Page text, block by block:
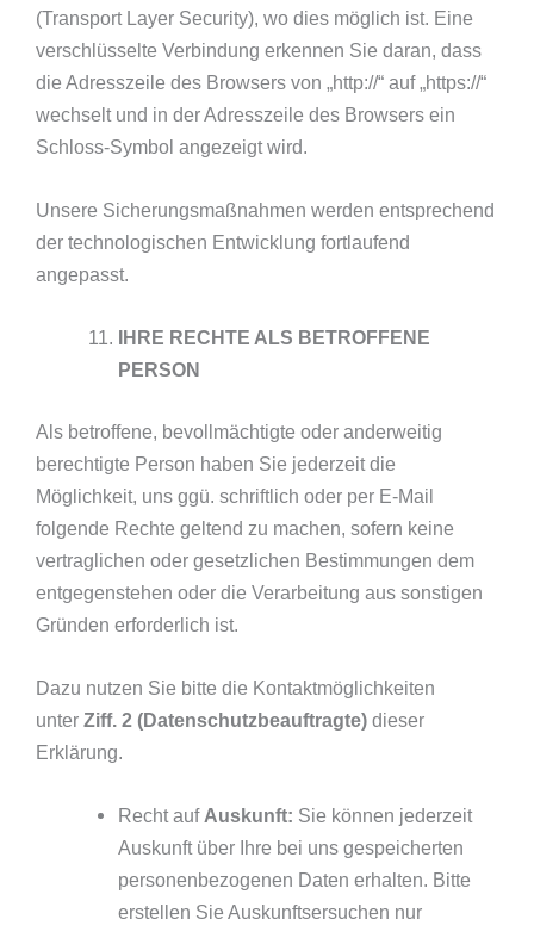
(Transport Layer Security), wo dies möglich ist. Eine
verschlüsselte Verbindung erkennen Sie daran, dass
die Adresszeile des Browsers von „http://“ auf „https://“
wechselt und in der Adresszeile des Browsers ein
Schloss-Symbol angezeigt wird.
Unsere Sicherungsmaßnahmen werden entsprechend
der technologischen Entwicklung fortlaufend
angepasst.
IHRE RECHTE ALS BETROFFENE
PERSON
Als betroffene, bevollmächtigte oder anderweitig
berechtigte Person haben Sie jederzeit die
Möglichkeit, uns ggü. schriftlich oder per E-Mail
folgende Rechte geltend zu machen, sofern keine
vertraglichen oder gesetzlichen Bestimmungen dem
entgegenstehen oder die Verarbeitung aus sonstigen
Gründen erforderlich ist.
Dazu nutzen Sie bitte die Kontaktmöglichkeiten
unter Ziff. 2 (Datenschutzbeauftragte) dieser
Erklärung.
Recht aufAuskunft: Sie können jederzeit
Auskunft über Ihre bei uns gespeicherten
personenbezogenen Daten erhalten. Bitte
erstellen Sie Auskunftsersuchen nur